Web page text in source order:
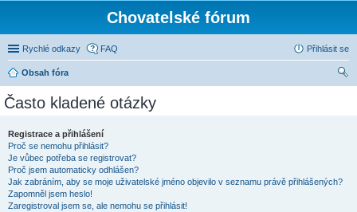
Chovatelské fórum
Rychlé odkazy FAQ Přihlásit se
Obsah fóra
Často kladené otázky
Registrace a přihlášení
Proč se nemohu přihlásit?
Je vůbec potřeba se registrovat?
Proč jsem automaticky odhlášen?
Jak zabráním, aby se moje uživatelské jméno objevilo v seznamu právě přihlášených?
Zapomněl jsem heslo!
Zaregistroval jsem se, ale nemohu se přihlásit!